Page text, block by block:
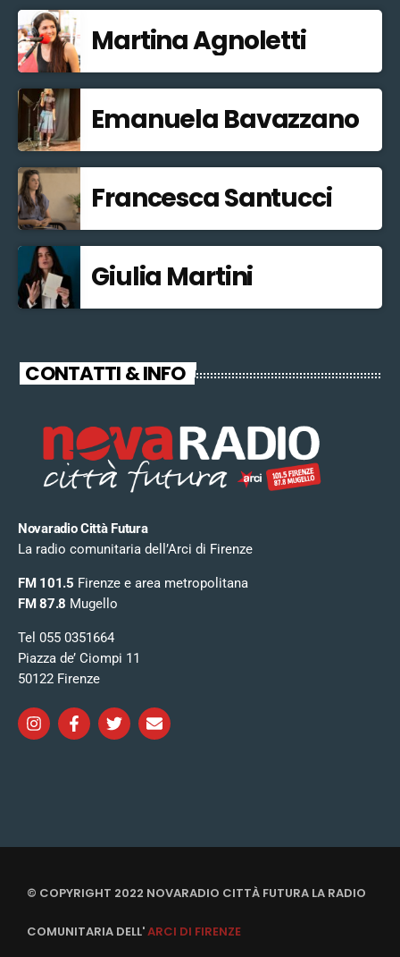
Martina Agnoletti
Emanuela Bavazzano
Francesca Santucci
Giulia Martini
CONTATTI & INFO
Novaradio Città Futura
La radio comunitaria dell’Arci di Firenze
FM 101.5 Firenze e area metropolitana
FM 87.8 Mugello
Tel 055 0351664
Piazza de’ Ciompi 11
50122 Firenze
© COPYRIGHT 2022 NOVARADIO CITTÀ FUTURA LA RADIO
COMUNITARIA DELL'ARCI DI FIRENZE